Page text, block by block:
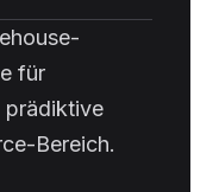
für
prädiktive
Bereich.